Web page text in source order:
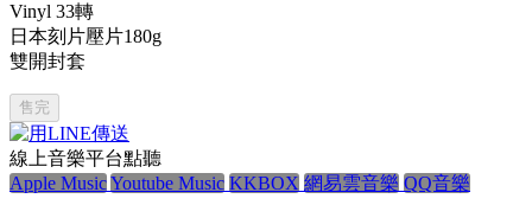
Vinyl 33轉
日本刻片壓片180g
雙開封套
售完
線上音樂平台點聽
Apple MusicYoutube Music KKBOX 網易雲音樂 QQ音樂